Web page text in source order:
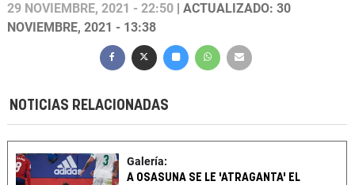
29 NOVIEMBRE, 2021 - 22:50 | ACTUALIZADO: 30
NOVIEMBRE, 2021 - 13:38
NOTICIAS RELACIONADAS
Galería:
A OSASUNA SE LE 'ATRAGANTA' EL